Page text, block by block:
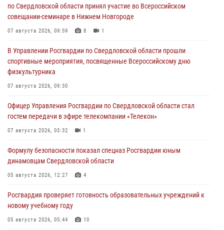
по Свердловской области принял участие во Всероссийском
совещании-семинаре в Нижнем Новгороде
07 августа 2026, 09:59 8 1
В Управлении Росгвардии по Свердловской области прошли
спортивные мероприятия, посвященные Всероссийскому дню
физкультурника
07 августа 2026, 09:30
Офицер Управления Росгвардии по Свердловской области стал
гостем передачи в эфире телекомпании «Телекон»
07 августа 2026, 03:32 1
Формулу безопасности показал спецназ Росгвардии юным
динамовцам Свердловской области
05 августа 2026, 12:27 4
Росгвардия проверяет готовность образовательных учреждений к
новому учебному году
05 августа 2026, 05:44 10